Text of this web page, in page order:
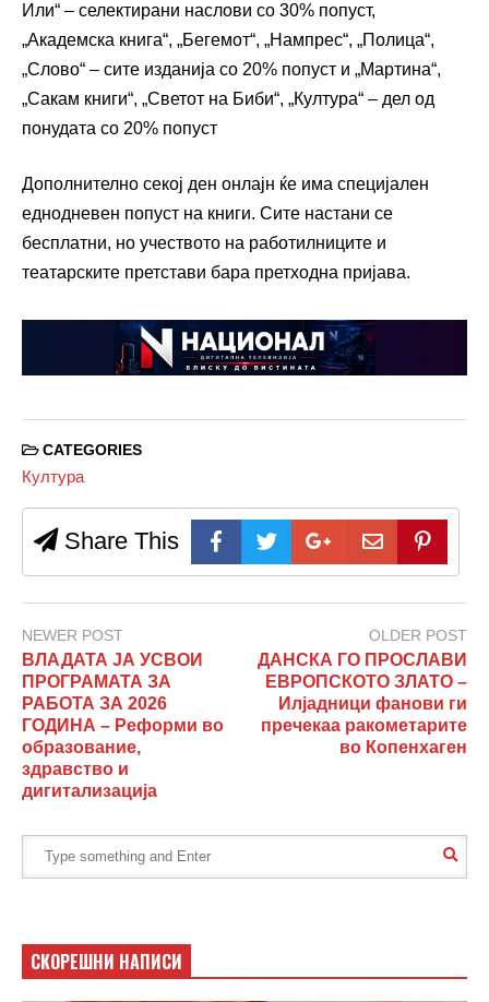
Или“ – селектирани наслови со 30% попуст,
„Академска книга“, „Бегемот“, „Нампрес“, „Полица“,
„Слово“ – сите изданија со 20% попуст и „Мартина“,
„Сакам книги“, „Светот на Биби“, „Култура“ – дел од
понудата со 20% попуст
Дополнително секој ден онлајн ќе има специјален
еднодневен попуст на книги. Сите настани се
бесплатни, но учеството на работилниците и
театарските претстави бара претходна пријава.
CATEGORIES
Култура
Share This
NEWER POST
ВЛАДАТА ЈА УСВОИ
ПРОГРАМАТА ЗА
РАБОТА ЗА 2026
ГОДИНА – Реформи во
образование,
здравство и
дигитализација
OLDER POST
ДАНСКА ГО ПРОСЛАВИ
ЕВРОПСКОТО ЗЛАТО –
Илјадници фанови ги
пречекаа ракометарите
во Копенхаген
СКОРЕШНИ НАПИСИ